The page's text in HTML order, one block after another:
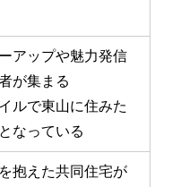
アップや魅力発信
が集まる
ルで東山に住みた
なっている
抱えた共同住宅が